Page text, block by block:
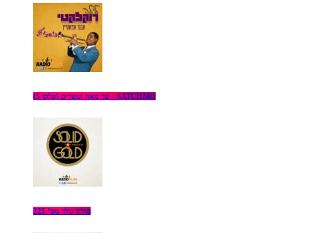
עד מאה ועשרים (פלוס 5) – SATCHMO
סוליד גולד מס’ 225